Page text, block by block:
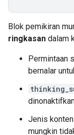
Blok pemikiran
ringkasan dalam
Permintaan
bernalar
Jenis
mungkin